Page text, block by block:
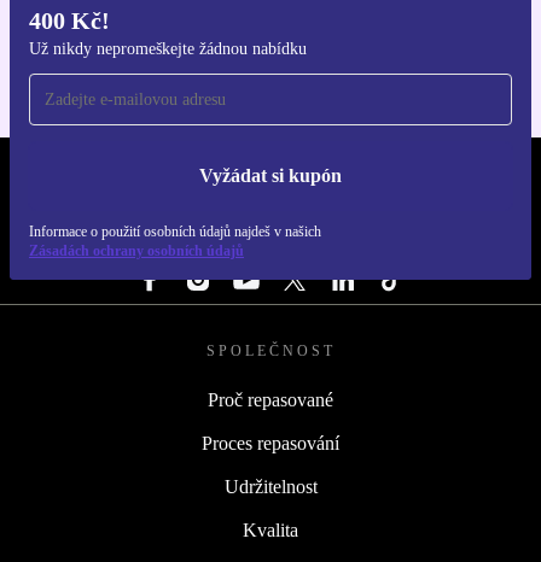
400 Kč!
Už nikdy nepromeškejte žádnou nabídku
Vyžádat si kupón
Informace o použití osobních údajů najdeš v našich
Zásadách ochrany osobních údajů
REFURBED ČESKO - RETHINK NEW.
SLEDUJ NÁS
SPOLEČNOST
Proč repasované
Proces repasování
Udržitelnost
Kvalita